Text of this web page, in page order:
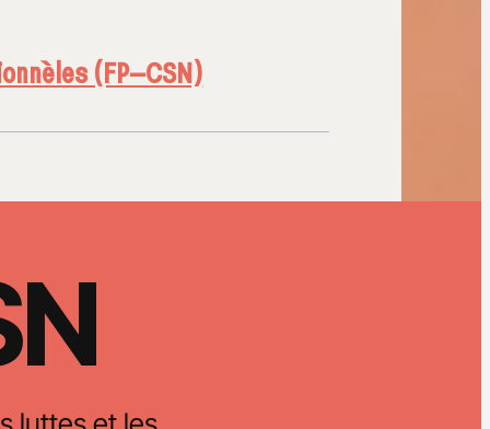
(FP–CSN)